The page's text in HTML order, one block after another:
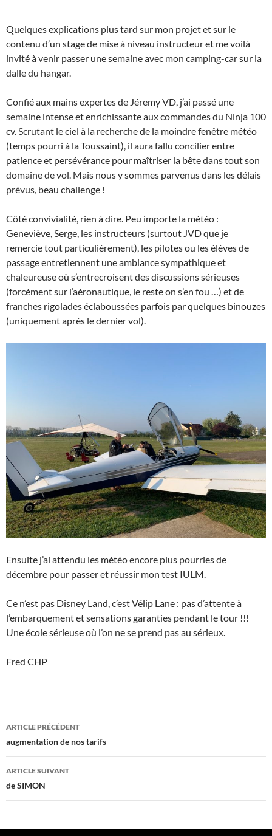
Quelques explications plus tard sur mon projet et sur le
contenu d’un stage de mise à niveau instructeur et me voilà
invité à venir passer une semaine avec mon camping-car sur la
dalle du hangar.
Confié aux mains expertes de Jéremy VD, j’ai passé une
semaine intense et enrichissante aux commandes du Ninja 100
cv. Scrutant le ciel à la recherche de la moindre fenêtre météo
(temps pourri à la Toussaint), il aura fallu concilier entre
patience et persévérance pour maîtriser la bête dans tout son
domaine de vol. Mais nous y sommes parvenus dans les délais
prévus, beau challenge !
Côté convivialité, rien à dire. Peu importe la météo :
Geneviève, Serge, les instructeurs (surtout JVD que je
remercie tout particulièrement), les pilotes ou les élèves de
passage entretiennent une ambiance sympathique et
chaleureuse où s’entrecroisent des discussions sérieuses
(forcément sur l’aéronautique, le reste on s’en fou …) et de
franches rigolades éclaboussées parfois par quelques binouzes
(uniquement après le dernier vol).
Ensuite j’ai attendu les météo encore plus pourries de
décembre pour passer et réussir mon test IULM.
Ce n’est pas Disney Land, c’est Vélip Lane : pas d’attente à
l’embarquement et sensations garanties pendant le tour !!!
Une école sérieuse où l’on ne se prend pas au sérieux.
Fred CHP
Navigation
des
articles
ARTICLE PRÉCÉDENT
augmentation de nos tarifs
ARTICLE SUIVANT
de SIMON